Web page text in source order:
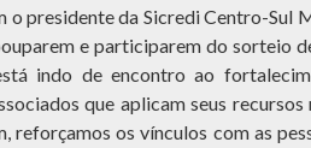
o presidente da Sicredi Centro-Sul
e participarem do sorteio
indo de encontro ao
que aplicam seus
reforçamos os vínculos com as